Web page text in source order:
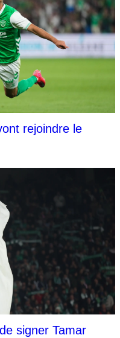
rejoindre le
signer Tamar